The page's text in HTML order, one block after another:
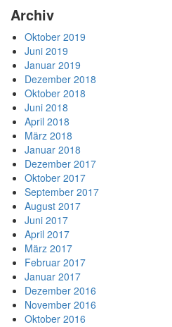
Archiv
Oktober 2019
Juni 2019
Januar 2019
Dezember 2018
Oktober 2018
Juni 2018
April 2018
März 2018
Januar 2018
Dezember 2017
Oktober 2017
September 2017
August 2017
Juni 2017
April 2017
März 2017
Februar 2017
Januar 2017
Dezember 2016
November 2016
Oktober 2016